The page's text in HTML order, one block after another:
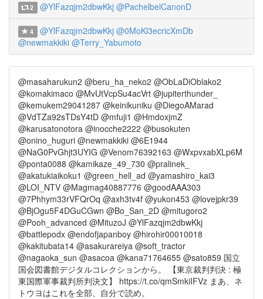
2 @YlFazqjm2dbwKkj @PachelbelCanonD
4 @YlFazqjm2dbwKkj @0MoKl3ecricXmDb
@newmakkiki @Terry_Yabumoto
@masaharukun2 @beru_ha_neko2 @ObLaDiOblako2
@komakimaco @MvUtVcpSu4acVrt @jupiterthunder_
@kemukem29041287 @keinikuniku @DiegoAMarad
@VdTZa92sTDsY4tD @mfuji1 @HmdoxjmZ
@karusatonotora @inocche2222 @busokuten
@onino_huguri @newmakkiki @6E1944
@NaG0PvGhjt3UYIG @Venom76392163 @WxpvxabXLp6M
@ponta0088 @kamikaze_49_730 @pralinek_
@akatukiaikoku1 @green_hell_ad @yamashiro_kai3
@LOI_NTV @Magmag40887776 @goodAAA303
@7Phhym33rVFQrOq @axh3tv4f @yukon453 @lovejpkr39
@BjOgu5F4DGuCGwn @Bo_San_2D @mitugoro2
@Pooh_advanced @MituzoJ @YlFazqjm2dbwKkj
@battlepodx @endofjapanboy @hirohir00010018
@kakitubata14 @asakurareiya @soft_tractor
@nagaoka_sun @asacoa @kana71764655 @sato859 国立
国会図書館デジタルコレクションから。 【東京裁判判決 : 極
東国際軍事裁判所判決文】 https://t.co/qmSmkiIFVz まあ、ネ
トウヨはこれを全部、自分で読め。